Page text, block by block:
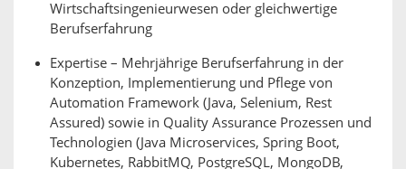
Wirtschaftsingenieurwesen oder gleichwertige
Berufserfahrung
Expertise – Mehrjährige Berufserfahrung in der
Konzeption, Implementierung und Pflege von
Automation Framework (Java, Selenium, Rest
Assured) sowie in Quality Assurance Prozessen und
Technologien (Java Microservices, Spring Boot,
Kubernetes, RabbitMQ, PostgreSQL, MongoDB,